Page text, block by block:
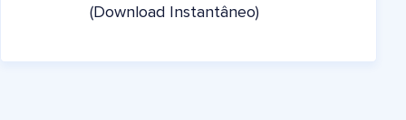
(Download Instantâneo)